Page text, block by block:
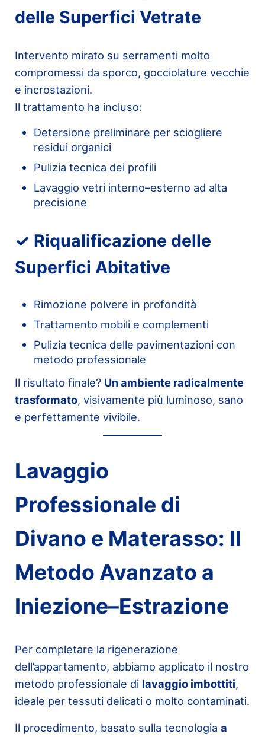
delle Superfici Vetrate
Intervento mirato su serramenti molto
compromessi da sporco, gocciolature vecchie
e incrostazioni.
Il trattamento ha incluso:
Detersione preliminare per sciogliere
residui organici
Pulizia tecnica dei profili
Lavaggio vetri interno–esterno ad alta
precisione
✓ Riqualificazione delle
Superfici Abitative
Rimozione polvere in profondità
Trattamento mobili e complementi
Pulizia tecnica delle pavimentazioni con
metodo professionale
Il risultato finale? Un ambiente radicalmente
trasformato, visivamente più luminoso, sano
e perfettamente vivibile.
Lavaggio
Professionale di
Divano e Materasso: Il
Metodo Avanzato a
Iniezione–Estrazione
Per completare la rigenerazione
dell’appartamento, abbiamo applicato il nostro
metodo professionale di lavaggio imbottiti,
ideale per tessuti delicati o molto contaminati.
Il procedimento, basato sulla tecnologia a